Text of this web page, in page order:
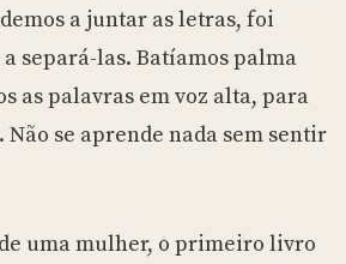
a juntar as letras, foi
separá-las. Batíamos palma
as palavras em voz alta, para
Não se aprende nada sem sentir
uma mulher, o primeiro livro